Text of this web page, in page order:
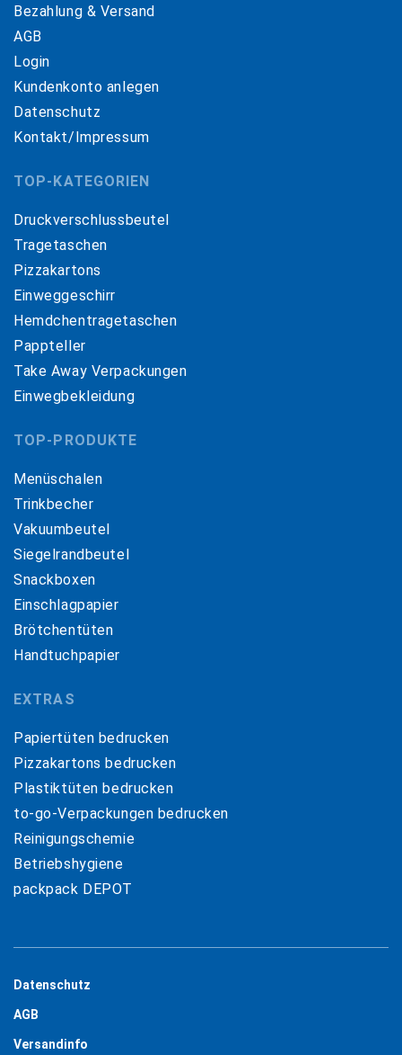
Bezahlung & Versand
AGB
Login
Kundenkonto anlegen
Datenschutz
Kontakt/Impressum
TOP-KATEGORIEN
Druckverschlussbeutel
Tragetaschen
Pizzakartons
Einweggeschirr
Hemdchentragetaschen
Pappteller
Take Away Verpackungen
Einwegbekleidung
TOP-PRODUKTE
Menüschalen
Trinkbecher
Vakuumbeutel
Siegelrandbeutel
Snackboxen
Einschlagpapier
Brötchentüten
Handtuchpapier
EXTRAS
Papiertüten bedrucken
Pizzakartons bedrucken
Plastiktüten bedrucken
to-go-Verpackungen bedrucken
Reinigungschemie
Betriebshygiene
packpack DEPOT
Datenschutz
AGB
Versandinfo